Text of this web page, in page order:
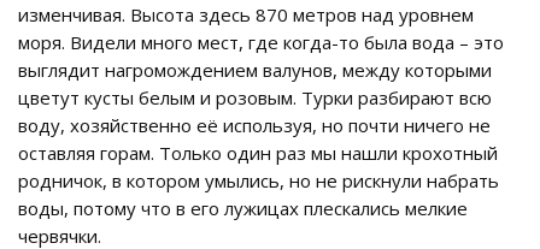
изменчивая. Высота здесь 870 метров над уровнем
моря. Видели много мест, где когда-то была вода – это
выглядит нагромождением валунов, между которыми
цветут кусты белым и розовым. Турки разбирают всю
воду, хозяйственно её используя, но почти ничего не
оставляя горам. Только один раз мы нашли крохотный
родничок, в котором умылись, но не рискнули набрать
воды, потому что в его лужицах плескались мелкие
червячки.